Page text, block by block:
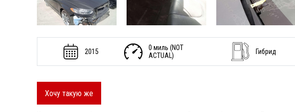
2015
0 миль (NOT
ACTUAL)
Гибрид
Хочу такую же